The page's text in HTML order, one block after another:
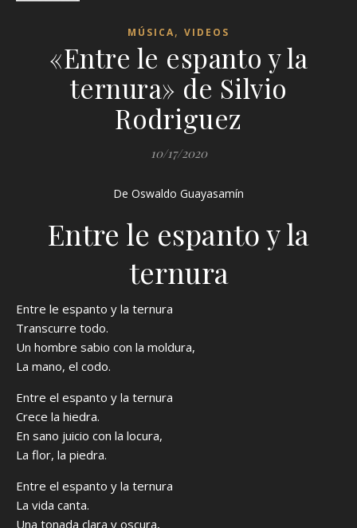
MÚSICA, VIDEOS
«Entre le espanto y la
ternura» de Silvio
Rodriguez
10/17/2020
De Oswaldo Guayasamín
Entre le espanto y la
ternura
Entre le espanto y la ternura
Transcurre todo.
Un hombre sabio con la moldura,
La mano, el codo.
Entre el espanto y la ternura
Crece la hiedra.
En sano juicio con la locura,
La flor, la piedra.
Entre el espanto y la ternura
La vida canta.
Una tonada clara y oscura,